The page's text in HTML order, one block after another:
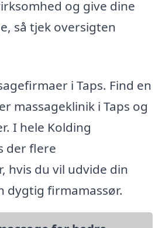
og give dine
så tjek oversigten
i Taps. Find en
massageklinik i Taps og
I hele Kolding
der flere
hvis du vil udvide din
dygtig firmamassør.